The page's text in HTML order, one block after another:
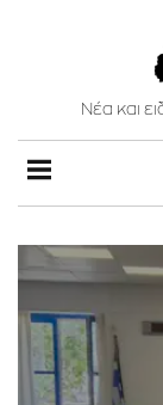
Νέα και